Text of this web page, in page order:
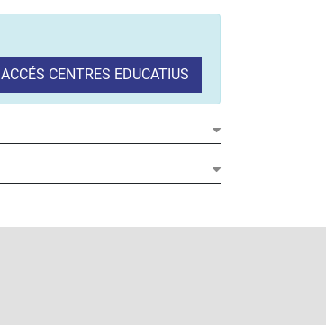
ACCÉS CENTRES EDUCATIUS